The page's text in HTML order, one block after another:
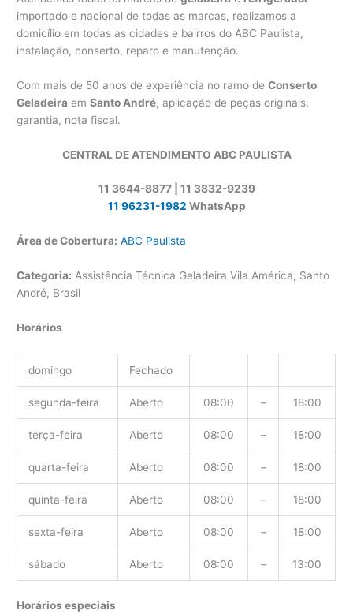
importado e nacional de todas as marcas, realizamos a
domicílio em todas as cidades e bairros do ABC Paulista,
instalação, conserto, reparo e manutenção.
Com mais de 50 anos de experiência no ramo deConserto
Geladeira emSanto André, aplicação de peças originais,
garantia, nota fiscal.
CENTRAL DE ATENDIMENTO ABC PAULISTA
11 3644-8877 | 11 3832-9239
11 96231-1982 WhatsApp
Área de Cobertura: ABC Paulista
Categoria: Assistência Técnica Geladeira Vila América, Santo
André, Brasil
Horários
domingo Fechado
segunda-feira Aberto 08:00 – 18:00
terça-feira Aberto 08:00 – 18:00
quarta-feira Aberto 08:00 – 18:00
quinta-feira Aberto 08:00 – 18:00
sexta-feira Aberto 08:00 – 18:00
sábado Aberto 08:00 – 13:00
Horários especiais